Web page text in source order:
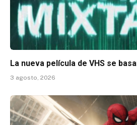
La nueva película de VHS se
3 agosto, 2026